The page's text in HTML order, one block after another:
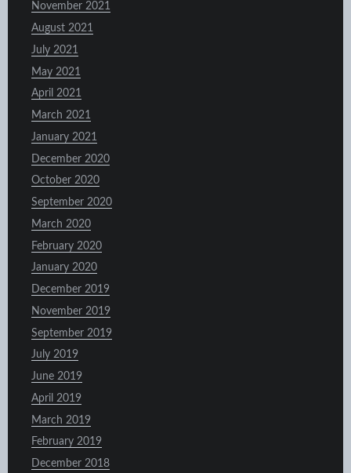
November 2021
August 2021
July 2021
May 2021
April 2021
March 2021
January 2021
December 2020
October 2020
September 2020
March 2020
February 2020
January 2020
December 2019
November 2019
September 2019
July 2019
June 2019
April 2019
March 2019
February 2019
December 2018